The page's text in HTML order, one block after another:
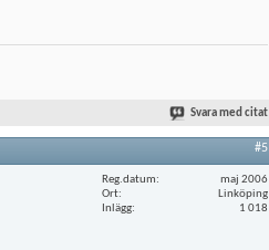
Svara med citat
#5
Reg.datum
maj 2006
Ort
Linköping
Inlägg
1 018